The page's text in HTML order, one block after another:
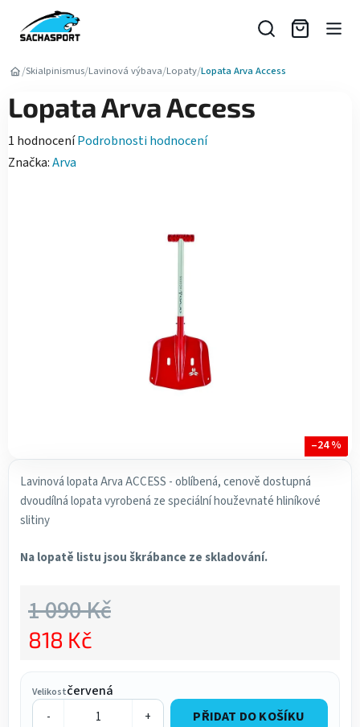
obsah
/Skialpinismus/Lavinová výbava/Lopaty/Lopata Arva Access
Lavinová lopata Arva ACCESS - oblíbená, cenově dostupná
dvoudílná lopata vyrobená ze speciální houževnaté hliníkové
slitiny
Na lopatě listu jsou škrábance ze skladování.
Velikostčervená
- +
PŘIDAT DO KOŠÍKU
1 090 Kč
818 Kč
Lopata Arva Access
Průměrné
hodnocení
1 hodnoceníPodrobnosti hodnocení
Značka:Arva
–24 %